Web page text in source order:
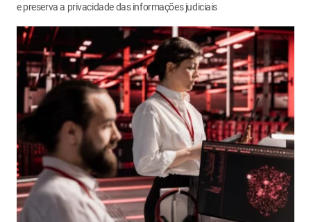
e preserva a privacidade das informações judiciais